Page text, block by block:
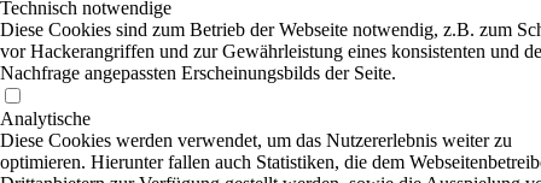
Technisch notwendige
Diese Cookies sind zum Betrieb der Webseite notwendig, z.B. zum
vor Hackerangriffen und zur Gewährleistung eines konsistenten und
Nachfrage angepassten Erscheinungsbilds der Seite.
Analytische
Diese Cookies werden verwendet, um das Nutzererlebnis weiter zu
optimieren. Hierunter fallen auch Statistiken, die dem